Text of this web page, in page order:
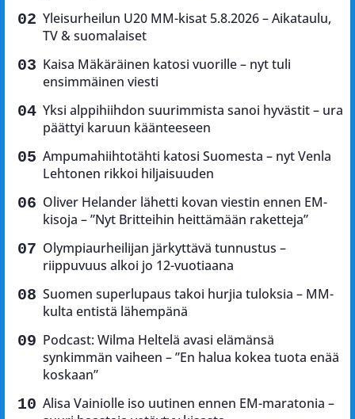
Yleisurheilun U20 MM-kisat 5.8.2026 – Aikataulu,
TV & suomalaiset
Kaisa Mäkäräinen katosi vuorille – nyt tuli
ensimmäinen viesti
Yksi alppihiihdon suurimmista sanoi hyvästit – ura
päättyi karuun käänteeseen
Ampumahiihtotähti katosi Suomesta – nyt Venla
Lehtonen rikkoi hiljaisuuden
Oliver Helander lähetti kovan viestin ennen EM-
kisoja – ”Nyt Britteihin heittämään raketteja”
Olympiaurheilijan järkyttävä tunnustus –
riippuvuus alkoi jo 12-vuotiaana
Suomen superlupaus takoi hurjia tuloksia – MM-
kulta entistä lähempänä
Podcast: Wilma Heltelä avasi elämänsä
synkimmän vaiheen – ”En halua kokea tuota enää
koskaan”
Alisa Vainiolle iso uutinen ennen EM-maratonia –